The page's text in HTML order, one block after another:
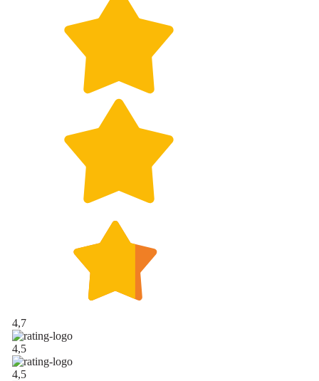
4,7
4,5
4,5